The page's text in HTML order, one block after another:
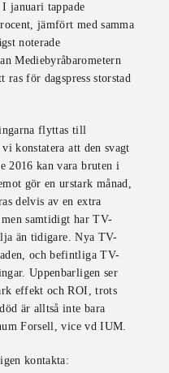
januari tappade
jämfört med samma
noterade
Mediebyråbarometern
för dagspress storstad
flyttas till
konstatera att den svagt
2016 kan vara bruten i
gör en urstark månad,
delvis av en extra
samtidigt har TV-
än tidigare. Nya TV-
och befintliga TV-
Uppenbarligen ser
effekt och ROI, trots
är alltså inte bara
Forsell, vice vd IUM.
kontakta: